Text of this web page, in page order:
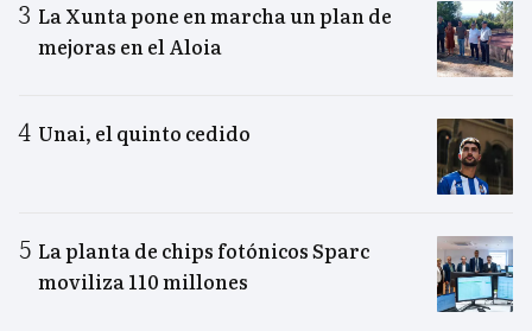
La Xunta pone en marcha un plan de
mejoras en el Aloia
Unai, el quinto cedido
La planta de chips fotónicos Sparc
moviliza 110 millones